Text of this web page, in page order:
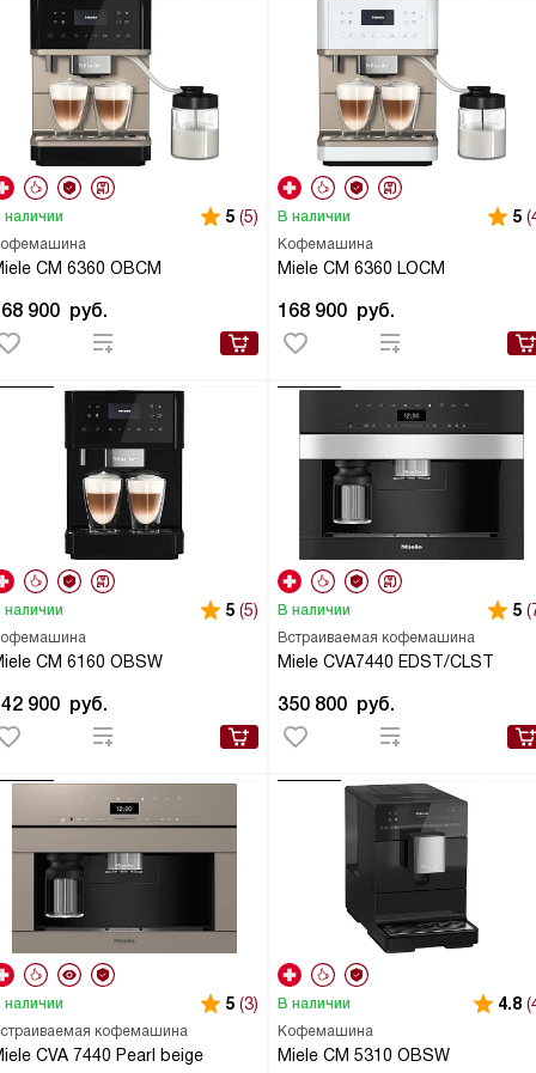
CM 6360 OBCM
наличии 5 (5)
900 руб.
Кофемашина
Miele CM 6360 LOCM
В наличии 5
168 900 руб.
CM 6160 OBSW
наличии 5 (5)
900 руб.
Встраиваемая кофемашина
Miele CVA7440 EDST/CLST
В наличии 5
350 800 руб.
кофемашина
CVA 7440 Pearl beige
наличии 5 (3)
Кофемашина
Miele CM 5310 OBSW
В наличии 4.8